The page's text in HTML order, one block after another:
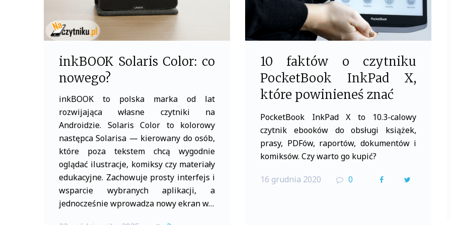
inkBOOK Solaris Color: co
nowego?
inkBOOK to polska marka od lat
rozwijająca własne czytniki na
Androidzie. Solaris Color to kolorowy
następca Solarisa — kierowany do osób,
które poza tekstem chcą wygodnie
oglądać ilustracje, komiksy czy materiały
edukacyjne. Zachowuje prosty interfejs i
wsparcie wybranych aplikacji, a
jednocześnie wprowadza nowy ekran w…
10 faktów o czytniku
PocketBook InkPad X,
które powinieneś znać
PocketBook InkPad X to 10.3-calowy
czytnik ebooków do obsługi książek,
prasy, PDFów, raportów, dokumentów i
komiksów. Czy warto go kupić?
16 grudnia 2020 0
F